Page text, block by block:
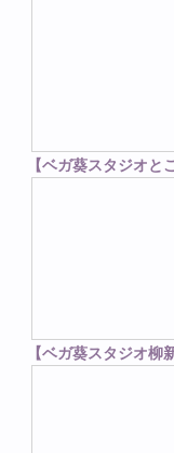
【ベガ葵スタジオと
【ベガ葵スタジオ柳